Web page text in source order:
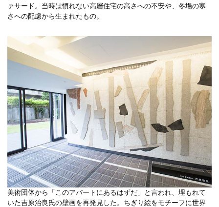
ァサード。当時は慣れない高層住宅の高さへの不安や、冬場の寒
さへの配慮から生まれたもの。
美術団体から「このアパートにあるはずだ」と言われ、埋もれて
いた吉原治良氏の壁画を再発見した。ちぎり絵をモチーフに世界